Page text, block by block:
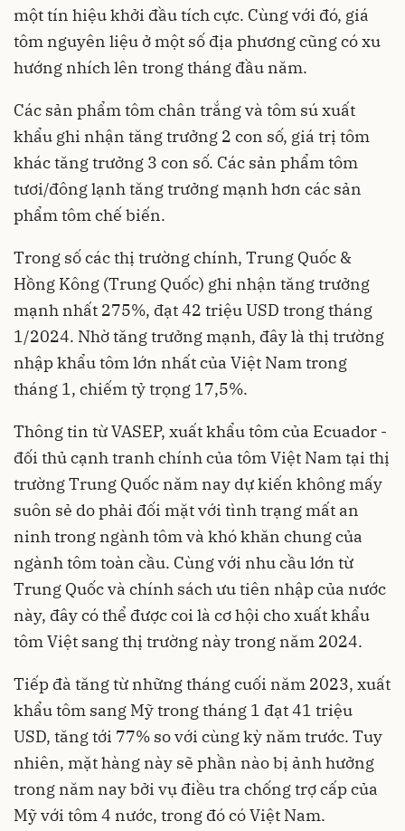
một tín hiệu khởi đầu tích cực. Cùng với đó, giá
tôm nguyên liệu ở một số địa phương cũng có xu
hướng nhích lên trong tháng đầu năm.
Các sản phẩm tôm chân trắng và tôm sú xuất
khẩu ghi nhận tăng trưởng 2 con số, giá trị tôm
khác tăng trưởng 3 con số. Các sản phẩm tôm
tươi/đông lạnh tăng trưởng mạnh hơn các sản
phẩm tôm chế biến.
Trong số các thị trường chính, Trung Quốc &
Hồng Kông (Trung Quốc) ghi nhận tăng trưởng
mạnh nhất 275%, đạt 42 triệu USD trong tháng
1/2024. Nhờ tăng trưởng mạnh, đây là thị trường
nhập khẩu tôm lớn nhất của Việt Nam trong
tháng 1, chiếm tỷ trọng 17,5%.
Thông tin từ VASEP, xuất khẩu tôm của Ecuador -
đối thủ cạnh tranh chính của tôm Việt Nam tại thị
trường Trung Quốc năm nay dự kiến không mấy
suôn sẻ do phải đối mặt với tình trạng mất an
ninh trong ngành tôm và khó khăn chung của
ngành tôm toàn cầu. Cùng với nhu cầu lớn từ
Trung Quốc và chính sách ưu tiên nhập của nước
này, đây có thể được coi là cơ hội cho xuất khẩu
tôm Việt sang thị trường này trong năm 2024.
Tiếp đà tăng từ những tháng cuối năm 2023, xuất
khẩu tôm sang Mỹ trong tháng 1 đạt 41 triệu
USD, tăng tới 77% so với cùng kỳ năm trước. Tuy
nhiên, mặt hàng này sẽ phần nào bị ảnh hưởng
trong năm nay bởi vụ điều tra chống trợ cấp của
Mỹ với tôm 4 nước, trong đó có Việt Nam.